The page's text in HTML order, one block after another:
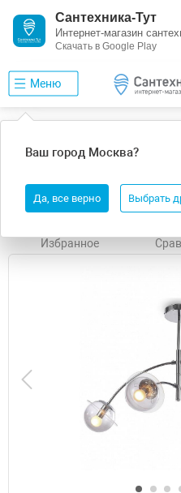
Сантехника-Тут
Интернет-магазин
Скачать в Google Play
Меню
Ваш город Москва?
Да, все верно Выбрать
Люстра на штанге Freya
плафона/подвески
Избранное